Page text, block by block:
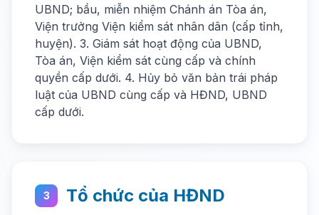
UBND; bầu, miễn nhiệm Chánh án Tòa án,
Viện trưởng Viện kiểm sát nhân dân (cấp tỉnh,
huyện). 3. Giám sát hoạt động của UBND,
Tòa án, Viện kiểm sát cùng cấp và chính
quyền cấp dưới. 4. Hủy bỏ văn bản trái pháp
luật của UBND cùng cấp và HĐND, UBND
cấp dưới.
3 Tổ chức của HĐND